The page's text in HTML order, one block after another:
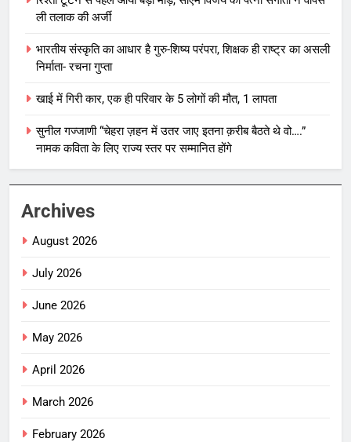
ली तलाक की अर्जी
भारतीय संस्कृति का आधार है गुरु-शिष्य परंपरा, शिक्षक ही राष्ट्र का असली
निर्माता- रचना गुप्ता
खाई में गिरी कार, एक ही परिवार के 5 लोगों की मौत, 1 लापता
सुनील गज्जाणी “चेहरा ज़हन में उतर जाए इतना क़रीब बैठते थे वो….”
नामक कविता के लिए राज्य स्तर पर सम्मानित होंगे
Archives
August 2026
July 2026
June 2026
May 2026
April 2026
March 2026
February 2026